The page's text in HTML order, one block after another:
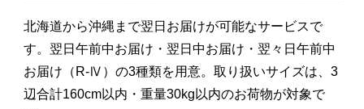
北海道から沖縄まで翌日お届けが可能なサービスで
す。翌日午前中お届け・翌日中お届け・翌々日午前中
お届け（R-Ⅳ）の3種類を用意。取り扱いサイズは、3
辺合計160cm以内・重量30kg以内のお荷物が対象で